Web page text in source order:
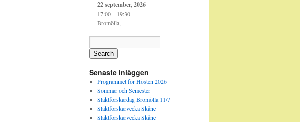
22 september, 2026
17:00 – 19:30
Bromölla,
Händelser
SearchEvents
Senaste inläggen
Programmet för Hösten 2026
Sommar och Semester
Släktforskardag Bromölla 11/7
Släktforskarvecka Skåne
Släktforskarvecka Skåne